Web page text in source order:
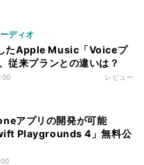
ディオ
たApple Music「Voiceプ
従来プランとの違いは？
レビュー
アプリの開発が可能
Playgrounds 4」無料公